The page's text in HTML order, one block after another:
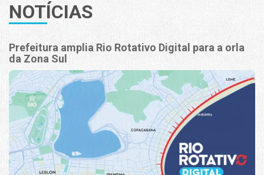
NOTÍCIAS
Prefeitura amplia Rio Rotativo Digital para a orla
da Zona Sul